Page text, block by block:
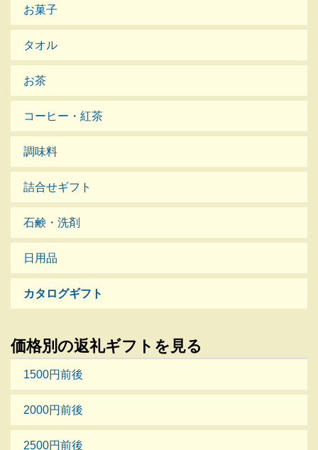
お菓子
タオル
お茶
コーヒー・紅茶
調味料
詰合せギフト
石鹸・洗剤
日用品
カタログギフト
価格別の返礼ギフトを見る
1500円前後
2000円前後
2500円前後